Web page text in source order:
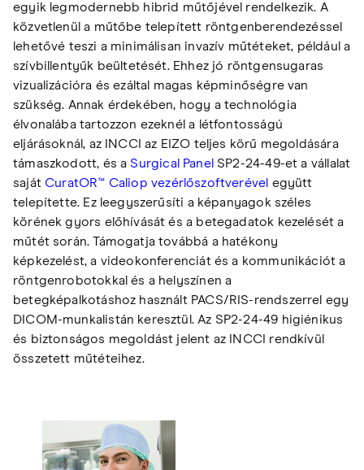
egyik legmodernebb hibrid műtőjével rendelkezik. A
közvetlenül a műtőbe telepített röntgenberendezéssel
lehetővé teszi a minimálisan invazív műtéteket, például a
szívbillentyűk beültetését. Ehhez jó röntgensugaras
vizualizációra és ezáltal magas képminőségre van
szükség. Annak érdekében, hogy a technológia
élvonalába tartozzon ezeknél a létfontosságú
eljárásoknál, az INCCI az EIZO teljes körű megoldására
támaszkodott, és a Surgical Panel SP2-24-49-et a vállalat
saját CuratOR™ Caliop vezérlőszoftverével együtt
telepítette. Ez leegyszerűsíti a képanyagok széles
körének gyors előhívását és a betegadatok kezelését a
műtét során. Támogatja továbbá a hatékony
képkezelést, a videokonferenciát és a kommunikációt a
röntgenrobotokkal és a helyszínen a
betegképalkotáshoz használt PACS/RIS-rendszerrel egy
DICOM-munkalistán keresztül. Az SP2-24-49 higiénikus
és biztonságos megoldást jelent az INCCI rendkívül
összetett műtéteihez.